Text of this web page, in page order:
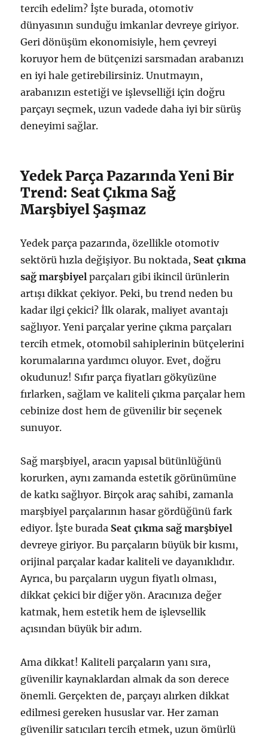
tercih edelim? İşte burada, otomotiv
dünyasının sunduğu imkanlar devreye giriyor.
Geri dönüşüm ekonomisiyle, hem çevreyi
koruyor hem de bütçenizi sarsmadan arabanızı
en iyi hale getirebilirsiniz. Unutmayın,
arabanızın estetiği ve işlevselliği için doğru
parçayı seçmek, uzun vadede daha iyi bir sürüş
deneyimi sağlar.
Yedek Parça Pazarında Yeni Bir
Trend: Seat Çıkma Sağ
Marşbiyel Şaşmaz
Yedek parça pazarında, özellikle otomotiv
sektörü hızla değişiyor. Bu noktada, Seat çıkma
sağ marşbiyel parçaları gibi ikincil ürünlerin
artışı dikkat çekiyor. Peki, bu trend neden bu
kadar ilgi çekici? İlk olarak, maliyet avantajı
sağlıyor. Yeni parçalar yerine çıkma parçaları
tercih etmek, otomobil sahiplerinin bütçelerini
korumalarına yardımcı oluyor. Evet, doğru
okudunuz! Sıfır parça fiyatları gökyüzüne
fırlarken, sağlam ve kaliteli çıkma parçalar hem
cebinize dost hem de güvenilir bir seçenek
sunuyor.
Sağ marşbiyel, aracın yapısal bütünlüğünü
korurken, aynı zamanda estetik görünümüne
de katkı sağlıyor. Birçok araç sahibi, zamanla
marşbiyel parçalarının hasar gördüğünü fark
ediyor. İşte burada Seat çıkma sağ marşbiyel
devreye giriyor. Bu parçaların büyük bir kısmı,
orijinal parçalar kadar kaliteli ve dayanıklıdır.
Ayrıca, bu parçaların uygun fiyatlı olması,
dikkat çekici bir diğer yön. Aracınıza değer
katmak, hem estetik hem de işlevsellik
açısından büyük bir adım.
Ama dikkat! Kaliteli parçaların yanı sıra,
güvenilir kaynaklardan almak da son derece
önemli. Gerçekten de, parçayı alırken dikkat
edilmesi gereken hususlar var. Her zaman
güvenilir satıcıları tercih etmek, uzun ömürlü